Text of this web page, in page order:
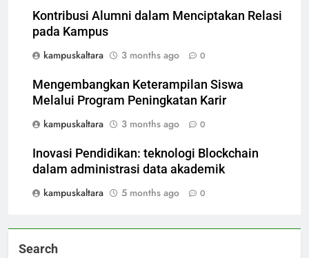
Kontribusi Alumni dalam Menciptakan Relasi
pada Kampus
kampuskaltara
3 months ago 0
Mengembangkan Keterampilan Siswa
Melalui Program Peningkatan Karir
kampuskaltara
3 months ago 0
Inovasi Pendidikan: teknologi Blockchain
dalam administrasi data akademik
kampuskaltara
5 months ago 0
Search